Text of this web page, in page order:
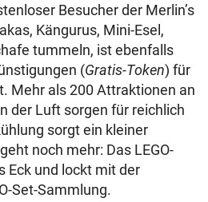
Besucher der Merlin’s
Kängurus, Mini-Esel,
tummeln, ist ebenfalls
(Gratis-Token) für
Mehr als 200 Attraktionen an
der Luft sorgen für reichlich
sorgt ein kleiner
noch mehr: Das LEGO-
Eck und lockt mit der
Set-Sammlung.